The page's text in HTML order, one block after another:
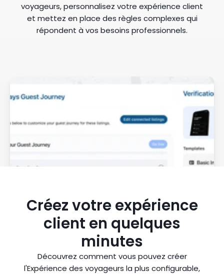
voyageurs, personnalisez votre expérience client
et mettez en place des règles complexes qui
répondent à vos besoins professionnels.
Créez votre expérience
client en quelques
minutes
Découvrez comment vous pouvez créer
l'Expérience des voyageurs la plus configurable,